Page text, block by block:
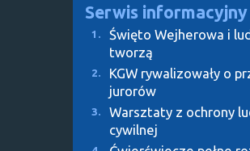
Serwis informacyjny
1.
Święto Wejherowa i
tworzą
2.
KGW rywalizowały o
jurorów
3.
Warsztaty z ochrony
cywilnej